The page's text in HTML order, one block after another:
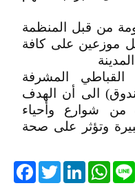
من قبل المنظمة
اكثر من 650 عامل موزعين على كافة
المشرفة
الى أن الهدف
من شوارع وأحياء
وتؤثر على صحة
TwitterLinkedIn
WhatsApp Line